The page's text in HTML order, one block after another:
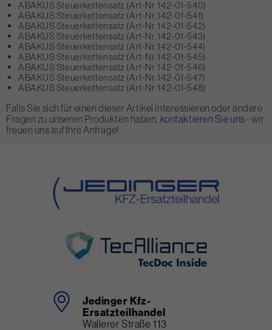
ABAKUS Steuerkettensatz (Art-Nr. 142-01-540)
ABAKUS Steuerkettensatz (Art-Nr. 142-01-541)
ABAKUS Steuerkettensatz (Art-Nr. 142-01-542)
ABAKUS Steuerkettensatz (Art-Nr. 142-01-543)
ABAKUS Steuerkettensatz (Art-Nr. 142-01-544)
ABAKUS Steuerkettensatz (Art-Nr. 142-01-545)
ABAKUS Steuerkettensatz (Art-Nr. 142-01-546)
ABAKUS Steuerkettensatz (Art-Nr. 142-01-547)
ABAKUS Steuerkettensatz (Art-Nr. 142-01-548)
Falls Sie sich für einen dieser Artikel interessieren oder andere
Fragen zu unseren Produkten haben, kontaktieren Sie uns- wir
freuen uns auf Ihre Anfrage!
Jedinger Kfz-
Ersatzteilhandel
Wallerer Straße 113